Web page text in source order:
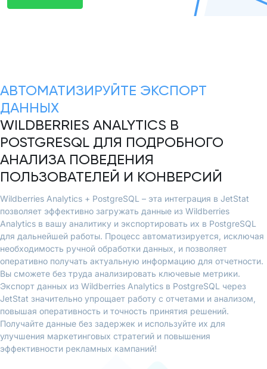
АВТОМАТИЗИРУЙТЕ ЭКСПОРТ
ДАННЫХ
WILDBERRIES ANALYTICS В
POSTGRESQL ДЛЯ ПОДРОБНОГО
АНАЛИЗА ПОВЕДЕНИЯ
ПОЛЬЗОВАТЕЛЕЙ И КОНВЕРСИЙ
Wildberries Analytics + PostgreSQL – эта интеграция в JetStat
позволяет эффективно загружать данные из Wildberries
Analytics в вашу аналитику и экспортировать их в PostgreSQL
для дальнейшей работы. Процесс автоматизируется, исключая
необходимость ручной обработки данных, и позволяет
оперативно получать актуальную информацию для отчетности.
Вы сможете без труда анализировать ключевые метрики.
Экспорт данных из Wildberries Analytics в PostgreSQL через
JetStat значительно упрощает работу с отчетами и анализом,
повышая оперативность и точность принятия решений.
Получайте данные без задержек и используйте их для
улучшения маркетинговых стратегий и повышения
эффективности рекламных кампаний!